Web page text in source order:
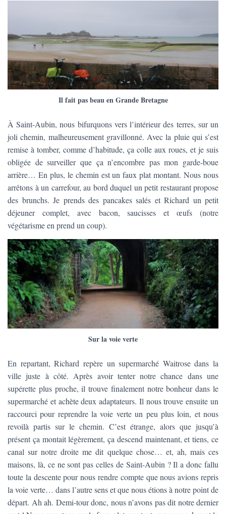
Il fait pas beau en Grande Bretagne
À Saint-Aubin, nous bifurquons vers l’intérieur des terres, sur un
joli chemin, malheureusement gravillonné. Avec la pluie qui s’est
remise à tomber, comme d’habitude, ça colle aux roues, et je suis
obligée de surveiller que ça n’encombre pas mon garde-boue
arrière… En plus, le chemin est un faux plat montant. Nous nous
arrêtons à un carrefour, au bord duquel un petit restaurant propose
des brunchs. Je prends des pancakes salés et Richard un petit
déjeuner complet, avec bacon, saucisses et œufs (notre
végétarisme en prend un coup).
Sur la voie verte
En repartant, Richard repère un supermarché Waitrose dans la
ville juste à côté. Après avoir tenter notre chance dans une
supérette plus proche, il trouve finalement notre bonheur dans le
supermarché et achète deux adaptateurs. Il nous trouve ensuite un
raccourci pour reprendre la voie verte un peu plus loin, et nous
revoilà partis sur le chemin. C’est étrange, alors que jusqu’à
présent ça montait légèrement, ça descend maintenant, et tiens, ce
canal sur notre droite me dit quelque chose… et, ah, mais ces
maisons, là, ce ne sont pas celles de Saint-Aubin ? Il a donc fallu
toute la descente pour nous rendre compte que nous avions repris
la voie verte… dans l’autre sens et que nous étions à notre point de
départ. Ah ah. Demi-tour donc, nous n’avons pas dit notre dernier